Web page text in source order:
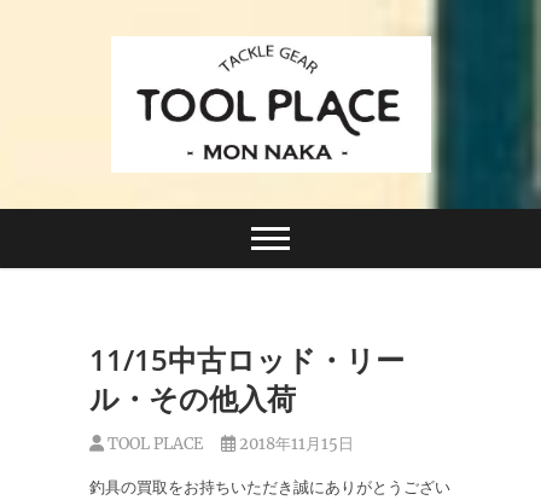
TACKLE GEAR
TOOL PLACE ツー
ス」が門前仲町に近日オープン！
11/15中古ロッド・リー
ル・その他入荷
TOOL PLACE 2018年11月15日
釣具の買取をお持ちいただき誠にありがとうござい